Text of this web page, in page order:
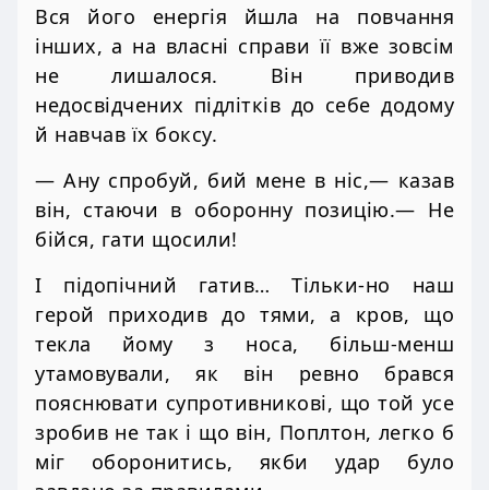
Вся його енергія йшла на повчання
інших, а на власні справи її вже зовсім
не лишалося. Він приводив
недосвідчених підлітків до себе додому
й навчав їх боксу.
— Ану спробуй, бий мене в ніс,— казав
він, стаючи в оборонну позицію.— Не
бійся, гати щосили!
І підопічний гатив… Тільки-но наш
герой приходив до тями, а кров, що
текла йому з носа, більш-менш
утамовували, як він ревно брався
пояснювати супротивникові, що той усе
зробив не так і що він, Поплтон, легко б
міг оборонитись, якби удар було